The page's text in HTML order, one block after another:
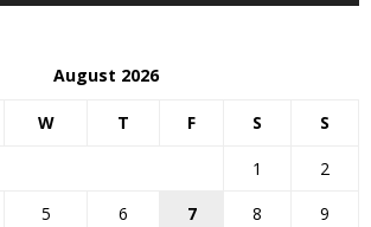
August 2026
W T F S S
1
2
5 6 7 8
9